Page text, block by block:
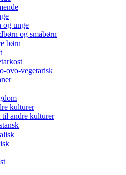
og unge
og småbørn
børn
ovo-vegetarisk
kulturer
til andre kulturer